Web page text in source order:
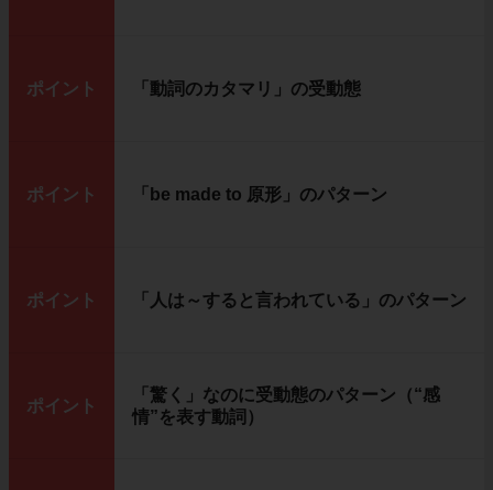
ポイント 「動詞のカタマリ」の受動態
ポイント 「be made to 原形」のパターン
ポイント 「人は～すると言われている」のパターン
ポイント
「驚く」なのに受動態のパターン（“感
情”を表す動詞）